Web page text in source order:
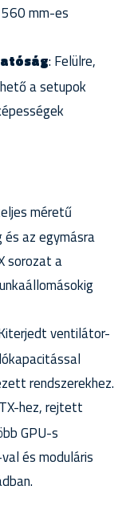
mm-es
: Felülre,
a setupok
méretű
az egymásra
sorozat a
ventilátor-
rendszerekhez.
hez, rejtett
GPU-s
és moduláris